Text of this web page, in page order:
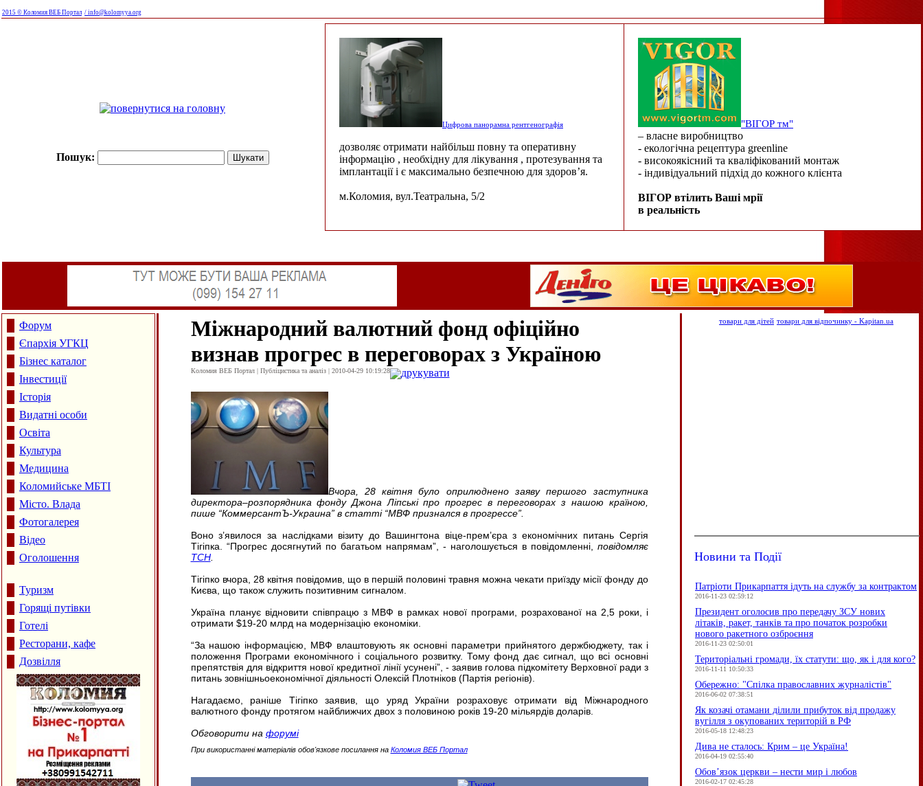
2015 © Коломия ВЕБ Портал / info@kolomyya.org
Пошук:
Цифрова панорамна рентгенографія
дозволяє отримати найбільш повну та оперативну
інформацію , необхідну для лікування , протезування та
імплантації і є максимально безпечною для здоров’я.
м.Коломия, вул.Театральна, 5/2
"ВІГОР тм"
– власне виробництво
- екологічна рецептура greenline
- високоякісний та кваліфікований монтаж
- індивідуальний підхід до кожного клієнта
ВІГОР втілить Ваші мрії
в реальність
Форум
Єпархія УГКЦ
Бізнес каталог
Інвестиції
Історія
Видатні особи
Освіта
Культура
Медицина
Коломийське МБТІ
Місто. Влада
Фотогалерея
Відео
Оголошення
Туризм
Горящі путівки
Готелі
Ресторани, кафе
Дозвілля
Міжнародний валютний фонд офіційно
визнав прогрес в переговорах з Україною
Коломия ВЕБ Портал | Публіцистика та аналіз | 2010-04-29 10:19:28 друкувати
Вчора, 28 квітня було оприлюднено заяву першого заступника
директора–розпорядника фонду Джона Ліпські про прогрес в переговорах з нашою країною,
пише “КоммерсантЪ-Украина” в статті “МВФ признался в прогрессе”.
Воно з’явилося за наслідками візиту до Вашингтона віце-прем’єра з економічних питань Сергія
Тігіпка. “Прогрес досягнутий по багатьом напрямам”, - наголошується в повідомленні, повідомляє
ТСН.
Тігіпко вчора, 28 квітня повідомив, що в першій половині травня можна чекати приїзду місії фонду до
Києва, що також служить позитивним сигналом.
Україна планує відновити співпрацю з МВФ в рамках нової програми, розрахованої на 2,5 роки, і
отримати $19-20 млрд на модернізацію економіки.
“За нашою інформацією, МВФ влаштовують як основні параметри прийнятого держбюджету, так і
положення Програми економічного і соціального розвитку. Тому фонд дає сигнал, що всі основні
препятствія для відкриття нової кредитної лінії усунені”, - заявив голова підкомітету Верховної ради з
питань зовнішньоекономічної діяльності Олексій Плотніков (Партія регіонів).
Нагадаємо, раніше Тігіпко заявив, що уряд України розраховує отримати від Міжнародного
валютного фонду протягом найближчих двох з половиною років 19-20 мільярдів доларів.
Обговорити на форумі
При використанні матеріалів обов'язкове посилання на Коломия ВЕБ Портал
товари для дітей товари для відпочинку - Kapitan.ua
Новини та Події
Патріоти Прикарпаття ідуть на службу за контрактом
2016-11-23 02:59:12
Президент оголосив про передачу ЗСУ нових
літаків, ракет, танків та про початок розробки
нового ракетного озброєння
2016-11-23 02:50:01
Територіальні громади, їх статути: що, як і для кого?
2016-11-11 10:50:33
Обережно: "Спілка православних журналістів"
2016-06-02 07:38:51
Як козачі отамани ділили прибуток від продажу
вугілля з окупованих територій в РФ
2016-05-18 12:48:23
Дива не сталось: Крим – це Україна!
2016-04-19 02:55:40
Обов’язок церкви – нести мир і любов
2016-02-17 02:45:28